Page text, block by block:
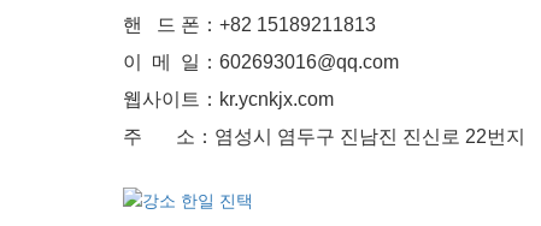
핸 드 폰：+82 15189211813
이 메 일：602693016@qq.com
웹사이트：kr.ycnkjx.com
주 소：염성시 염두구 진남진 진신로 22번지